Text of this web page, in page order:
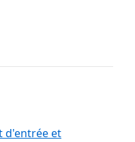
d'entrée et